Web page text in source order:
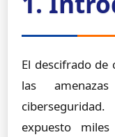
El descifrado de
las
expuesto